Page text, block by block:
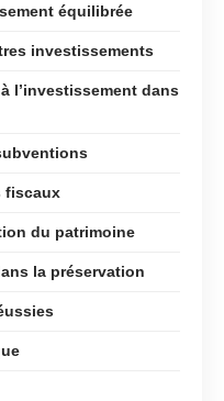
équilibrée
investissements
l’investissement dans
fiscaux
du patrimoine
la préservation